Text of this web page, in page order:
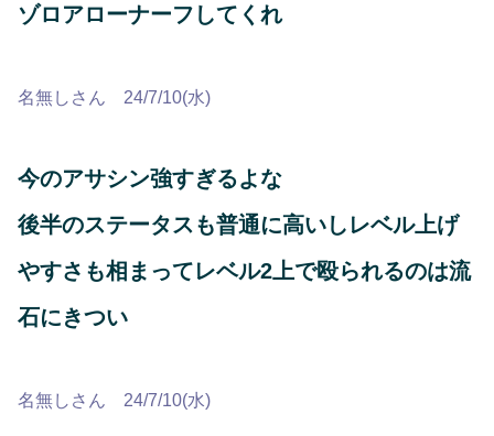
ゾロアローナーフしてくれ
名無しさん 24/7/10(水)
今のアサシン強すぎるよな
後半のステータスも普通に高いしレベル上げ
やすさも相まってレベル2上で殴られるのは流
石にきつい
名無しさん 24/7/10(水)